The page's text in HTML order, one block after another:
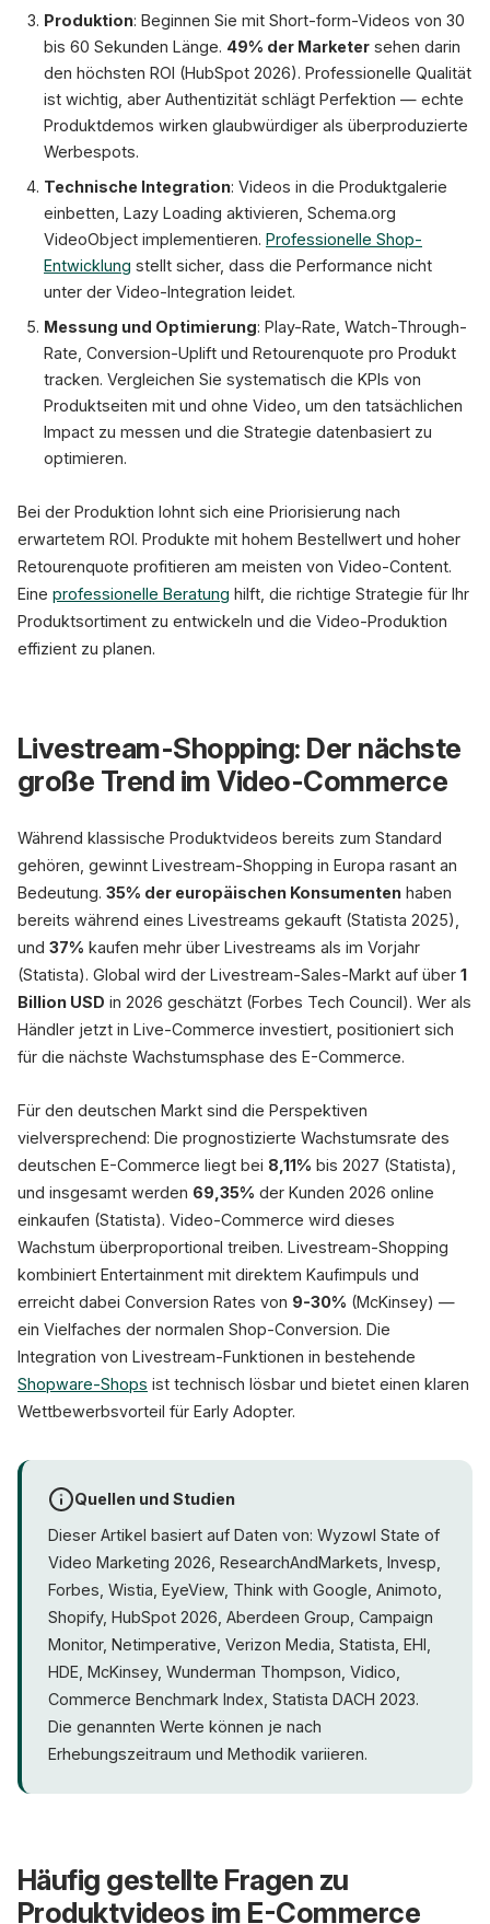
Produktion: Beginnen Sie mit Short-form-Videos von 30
bis 60 Sekunden Länge. 49% der Marketer sehen darin
den höchsten ROI (HubSpot 2026). Professionelle Qualität
ist wichtig, aber Authentizität schlägt Perfektion — echte
Produktdemos wirken glaubwürdiger als überproduzierte
Werbespots.
Technische Integration: Videos in die Produktgalerie
einbetten, Lazy Loading aktivieren, Schema.org
VideoObject implementieren. Professionelle Shop-
Entwicklung stellt sicher, dass die Performance nicht
unter der Video-Integration leidet.
Messung und Optimierung: Play-Rate, Watch-Through-
Rate, Conversion-Uplift und Retourenquote pro Produkt
tracken. Vergleichen Sie systematisch die KPIs von
Produktseiten mit und ohne Video, um den tatsächlichen
Impact zu messen und die Strategie datenbasiert zu
optimieren.
Bei der Produktion lohnt sich eine Priorisierung nach
erwartetem ROI. Produkte mit hohem Bestellwert und hoher
Retourenquote profitieren am meisten von Video-Content.
Eine professionelle Beratung hilft, die richtige Strategie für Ihr
Produktsortiment zu entwickeln und die Video-Produktion
effizient zu planen.
Livestream-Shopping: Der nächste
große Trend im Video-Commerce
Während klassische Produktvideos bereits zum Standard
gehören, gewinnt Livestream-Shopping in Europa rasant an
Bedeutung. 35% der europäischen Konsumenten haben
bereits während eines Livestreams gekauft (Statista 2025),
und 37% kaufen mehr über Livestreams als im Vorjahr
(Statista). Global wird der Livestream-Sales-Markt auf über 1
Billion USD in 2026 geschätzt (Forbes Tech Council). Wer als
Händler jetzt in Live-Commerce investiert, positioniert sich
für die nächste Wachstumsphase des E-Commerce.
Für den deutschen Markt sind die Perspektiven
vielversprechend: Die prognostizierte Wachstumsrate des
deutschen E-Commerce liegt bei 8,11% bis 2027 (Statista),
und insgesamt werden 69,35% der Kunden 2026 online
einkaufen (Statista). Video-Commerce wird dieses
Wachstum überproportional treiben. Livestream-Shopping
kombiniert Entertainment mit direktem Kaufimpuls und
erreicht dabei Conversion Rates von 9-30% (McKinsey) —
ein Vielfaches der normalen Shop-Conversion. Die
Integration von Livestream-Funktionen in bestehende
Shopware-Shops ist technisch lösbar und bietet einen klaren
Wettbewerbsvorteil für Early Adopter.
Quellen und Studien
Dieser Artikel basiert auf Daten von: Wyzowl State of
Video Marketing 2026, ResearchAndMarkets, Invesp,
Forbes, Wistia, EyeView, Think with Google, Animoto,
Shopify, HubSpot 2026, Aberdeen Group, Campaign
Monitor, Netimperative, Verizon Media, Statista, EHI,
HDE, McKinsey, Wunderman Thompson, Vidico,
Commerce Benchmark Index, Statista DACH 2023.
Die genannten Werte können je nach
Erhebungszeitraum und Methodik variieren.
Häufig gestellte Fragen zu
Produktvideos im E-Commerce